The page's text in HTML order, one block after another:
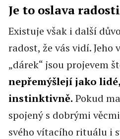
Je to oslava radosti
Existuje však i další
radost, že vás vidí. Jeho
„dárek“ jsou projevem
nepřemýšlejí jako
instinktivně. Pokud
spojený s dobrými
svého vítacího rituálu i